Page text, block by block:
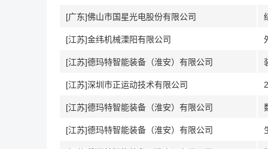
[广东]佛山市国星光电股份有限公司
[江苏]金纬机械溧阳有限公司
[江苏]德玛特智能装备（淮安）有限公司
[江苏]深圳市正运动技术有限公司
[江苏]德玛特智能装备（淮安）有限公司
[江苏]德玛特智能装备（淮安）有限公司